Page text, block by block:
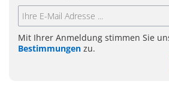
Mit Ihrer Anmeldung stimmen Sie
Bestimmungen zu.